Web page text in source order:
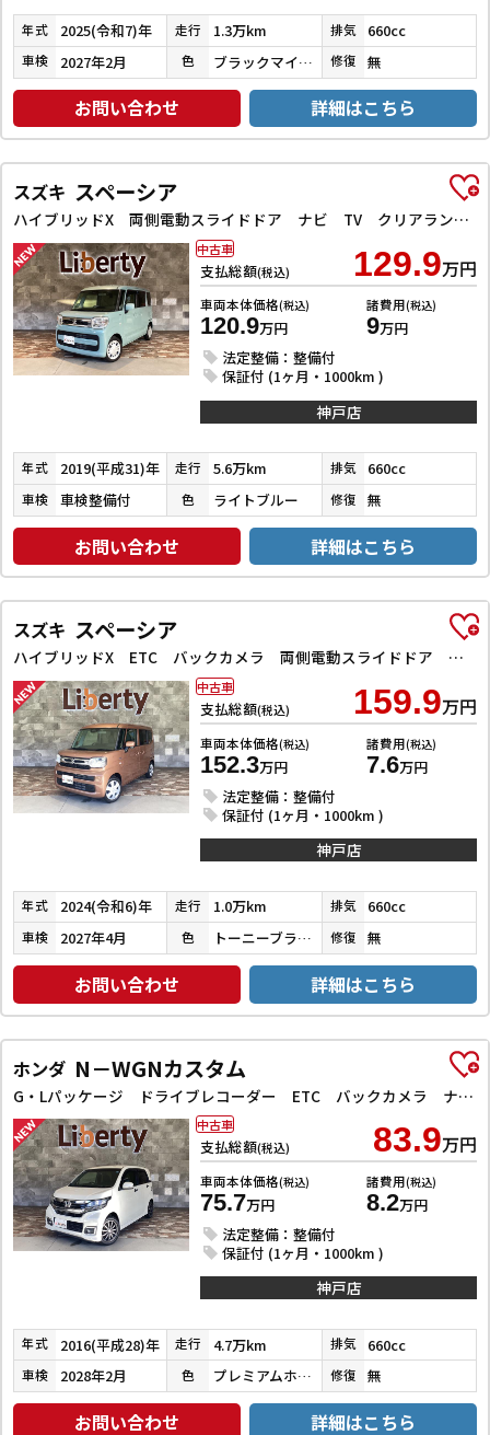
年式 2025(令和7)年 走行 1.3万km 排気 660cc
車検 2027年2月 色 ブラックマイカメタリック 修復 無
お問い合わせ 詳細はこちら
スズキ スペーシア
ハイブリッドX 両側電動スライドドア ナビ TV クリアランスソナー レーンアシスト 衝突被害軽減システム オートライト スマートキー アイドリングストップ 電動格納ミラー シートヒーター ベンチシート CVT
支払総額(税込) 129.9万円
車両本体価格(税込)
120.9万円
諸費用(税込)
9万円
法定整備：整備付
保証付 (1ヶ月・1000km )
中古車
神戸店
年式 2019(平成31)年 走行 5.6万km 排気 660cc
車検 車検整備付 色 ライトブルー 修復 無
お問い合わせ 詳細はこちら
スズキ スペーシア
ハイブリッドX ETC バックカメラ 両側電動スライドドア クリアランスソナー オートクルーズコントロール レーンアシスト オートライト スマートキー アイドリングストップ 電動格納ミラー シートヒーター
支払総額(税込) 159.9万円
車両本体価格(税込)
152.3万円
諸費用(税込)
7.6万円
法定整備：整備付
保証付 (1ヶ月・1000km )
中古車
神戸店
年式 2024(令和6)年 走行 1.0万km 排気 660cc
車検 2027年4月 色 トーニーブラウンメタリック 修復 無
お問い合わせ 詳細はこちら
ホンダ N－WGNカスタム
G・Lパッケージ ドライブレコーダー ETC バックカメラ ナビ TV オートクルーズコントロール 衝突被害軽減システム オートライト スマートキー アイドリングストップ 電動格納ミラー ベンチシート CVT ESC
支払総額(税込) 83.9万円
車両本体価格(税込)
75.7万円
諸費用(税込)
8.2万円
法定整備：整備付
保証付 (1ヶ月・1000km )
中古車
神戸店
年式 2016(平成28)年 走行 4.7万km 排気 660cc
車検 2028年2月 色 プレミアムホワイトパールⅡ 修復 無
お問い合わせ 詳細はこちら